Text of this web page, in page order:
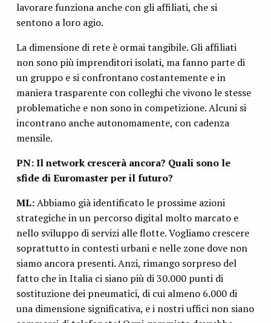
lavorare funziona anche con gli affiliati, che si
sentono a loro agio.
La dimensione di rete è ormai tangibile. Gli affiliati
non sono più imprenditori isolati, ma fanno parte di
un gruppo e si confrontano costantemente e in
maniera trasparente con colleghi che vivono le stesse
problematiche e non sono in competizione. Alcuni si
incontrano anche autonomamente, con cadenza
mensile.
PN: Il network crescerà ancora? Quali sono le
sfide di Euromaster per il futuro?
ML:Abbiamo già identificato le prossime azioni
strategiche in un percorso digital molto marcato e
nello sviluppo di servizi alle flotte. Vogliamo crescere
soprattutto in contesti urbani e nelle zone dove non
siamo ancora presenti. Anzi, rimango sorpreso del
fatto che in Italia ci siano più di 30.000 punti di
sostituzione dei pneumatici, di cui almeno 6.000 di
una dimensione significativa, e i nostri uffici non siano